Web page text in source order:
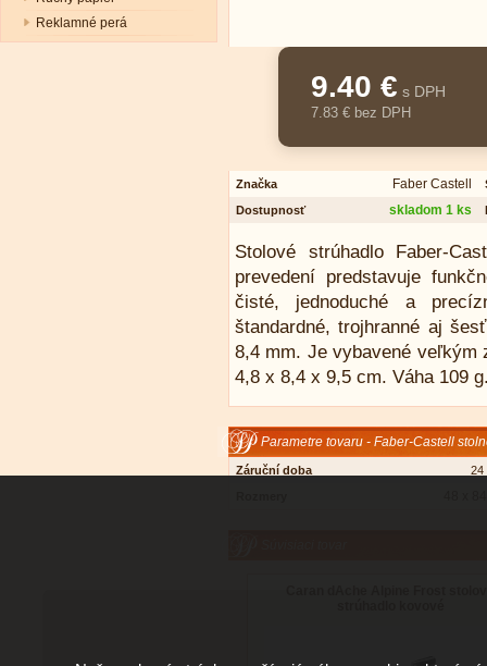
Reklamné perá
9.40 € s DPH
7.83 € bez DPH
Značka Faber Castell
Dostupnosť
skladom 1 ks
Stolové strúhadlo Faber-
prevedení predstavuje
čisté, jednoduché a
štandardné, trojhranné aj
8,4 mm. Je vybavené veľkým
4,8 x 8,4 x 9,5 cm. Váha 109
Parametre tovaru - Faber-Castell
Záruční doba
24